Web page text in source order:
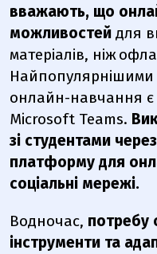
вважають, що
можливостей для
матеріалів, ніж
Найпопулярнішими
онлайн-навчання є
Microsoft Teams.
зі студентами
платформу для
соціальні мережі.
Водночас, потребу
інструменти та